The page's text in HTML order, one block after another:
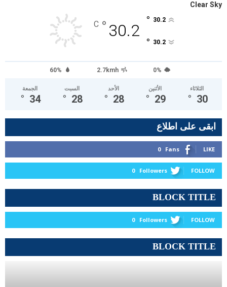
Clear Sky
30.2
°
C 30.2
°
30.2
°
60% 2.7kmh 0%
الجمعة
34
°
السبت
28
°
الأحد
28
°
الأثنين
29
°
الثلاثاء
30
°
ابقى على اطلاع
0 Fans LIKE
0 Followers FOLLOW
BLOCK TITLE
0 Followers FOLLOW
BLOCK TITLE